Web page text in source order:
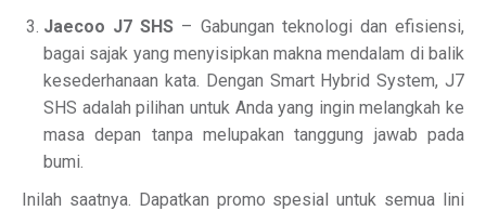
Jaecoo J7 SHS – Gabungan teknologi dan efisiensi,
bagai sajak yang menyisipkan makna mendalam di balik
kesederhanaan kata. Dengan Smart Hybrid System, J7
SHS adalah pilihan untuk Anda yang ingin melangkah ke
masa depan tanpa melupakan tanggung jawab pada
bumi.
Inilah saatnya. Dapatkan promo spesial untuk semua lini